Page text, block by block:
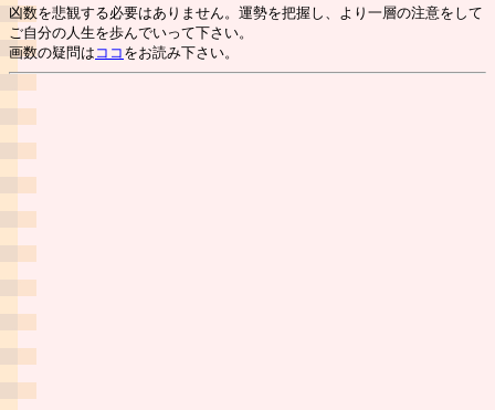
凶数を悲観する必要はありません。運勢を把握し、より一層の注意をして
ご自分の人生を歩んでいって下さい。
画数の疑問は ココ をお読み下さい。